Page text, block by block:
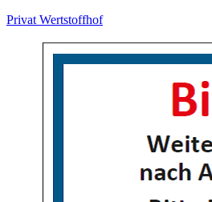
Privat Wertstoffhof